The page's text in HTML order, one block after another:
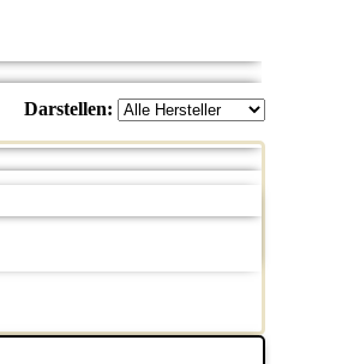
Darstellen: